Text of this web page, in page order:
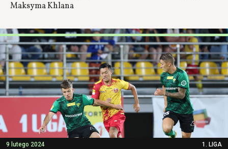
Maksyma Khlana
9 lutego 2024 1. LIGA